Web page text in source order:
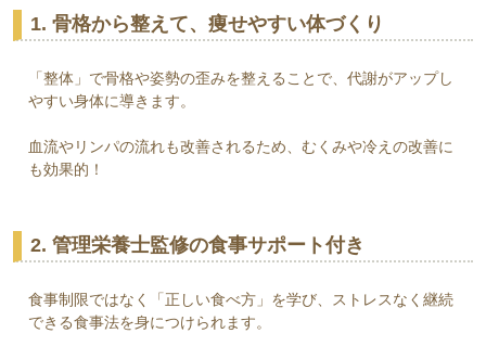
1. 骨格から整えて、痩せやすい体づくり
「整体」で骨格や姿勢の歪みを整えることで、代謝がアップし
やすい身体に導きます。
血流やリンパの流れも改善されるため、むくみや冷えの改善に
も効果的！
2. 管理栄養士監修の食事サポート付き
食事制限ではなく「正しい食べ方」を学び、ストレスなく継続
できる食事法を身につけられます。